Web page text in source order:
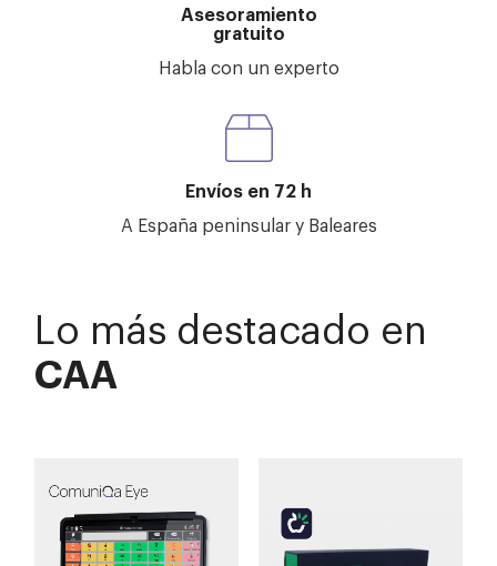
Asesoramiento
gratuito
Habla con un experto
Envíos en 72 h
A España peninsular y Baleares
Lo más destacado en
CAA